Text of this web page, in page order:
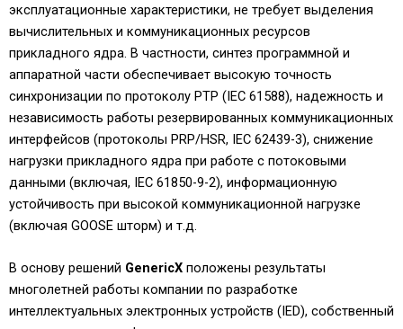
эксплуатационные характеристики, не требует выделения
вычислительных и коммуникационных ресурсов
прикладного ядра. В частности, синтез программной и
аппаратной части обеспечивает высокую точность
синхронизации по протоколу PTP (IEC 61588), надежность и
независимость работы резервированных коммуникационных
интерфейсов (протоколы PRP/HSR, IEC 62439-3), снижение
нагрузки прикладного ядра при работе с потоковыми
данными (включая, IEC 61850-9-2), информационную
устойчивость при высокой коммуникационной нагрузке
(включая GOOSE шторм) и т.д.
В основу решений GenericX положены результаты
многолетней работы компании по разработке
интеллектуальных электронных устройств (IED), собственный